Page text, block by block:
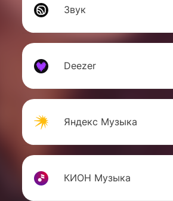
Звук
Deezer
Яндекс Музыка
КИОН Музыка